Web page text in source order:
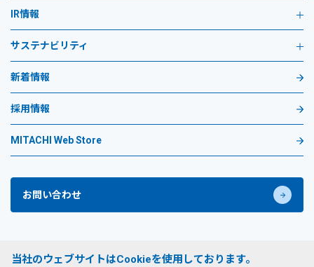
IR情報
サステナビリティ
新着情報
採用情報
MITACHI Web Store
お問い合わせ
当社のウェブサイトはCookieを使用しております。